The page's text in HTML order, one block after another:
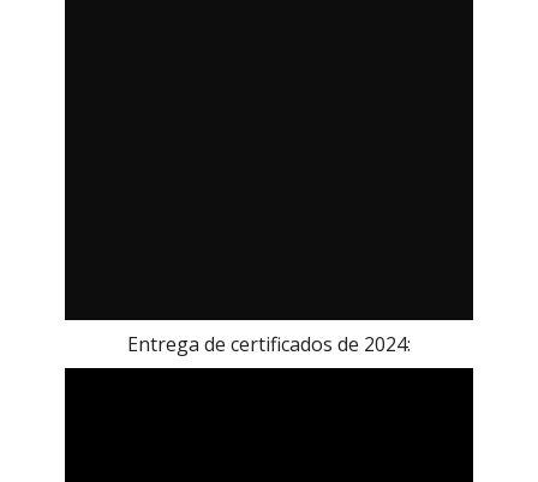
Entrega de certificados de 2024: